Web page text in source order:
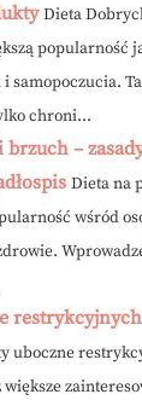
Dieta
popularność
samopoczucia.
chroni...
brzuch –
Dieta na
wśród
uboczne